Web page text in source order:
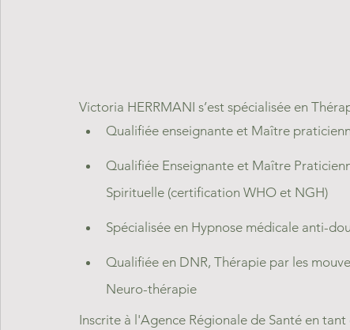
Victoria HERRMANI s’est spécialisée en
Qualifiée enseignante et Maître
Qualifiée Enseignante et Maître
Spirituelle (certification WHO et NGH)
Spécialisée en Hypnose médicale anti-
Qualifiée en DNR, Thérapie par les
Neuro-thérapie
Inscrite à l'Agence Régionale de Santé en